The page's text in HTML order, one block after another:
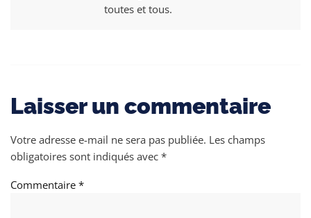
toutes et tous.
Laisser un commentaire
Votre adresse e-mail ne sera pas publiée. Les champs
obligatoires sont indiqués avec *
Commentaire *